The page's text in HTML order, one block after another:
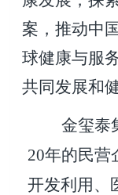
案，推动中
球健康与服
共同发展和
金玺泰
20年的民营
开发利用、